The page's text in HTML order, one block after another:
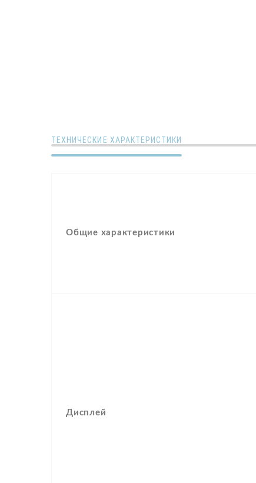
ТЕХНИЧЕСКИЕ ХАРАКТЕРИСТИКИ
Общие характеристики
Дисплей